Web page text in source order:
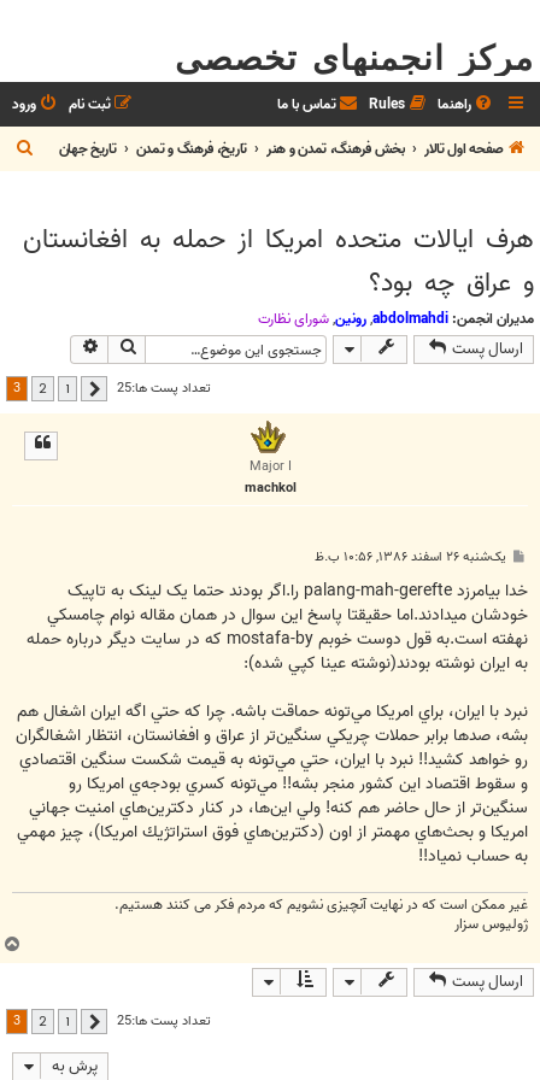
مرکز انجمنهای تخصصی
راهنما Rules تماس با ما ورود
ثبت نام
صفحه اول تالار
بخش فرهنگ، تمدن و هنر تاريخ، فرهنگ و تمدن تاريخ جهان
س
هرف ايالات متحده امريکا از حمله به افغانستان
و عراق چه بود؟
مدیران انجمن: abdolmahdi
,رونین,شوراي نظارت
ارسال پست جستجو
تعداد پست ها:25 قبلی 1
2
3
Major I
machkol
ت
یک‌شنبه ۲۶ اسفند ۱۳۸۶, ۱۰:۵۶ ب.ظ
خدا بيامرزد palang-mah-gerefte را.اگر بودند حتما يک لينک به تاپيک
خودشان ميدادند.اما حقيقتا پاسخ اين سوال در همان مقاله نوام چامسکي
نهفته است.به قول دوست خوبم mostafa-by که در سايت ديگر درباره حمله
به ايران نوشته بودند(نوشته عينا کپي شده):
نبرد با ايران، براي امريكا مي‌تونه حماقت باشه. چرا كه حتي اگه ايران اشغال هم
بشه، صدها برابر حملات چريكي سنگين‌تر از عراق و افغانستان، انتظار اشغالگران
رو خواهد كشيد!! نبرد با ايران، حتي مي‌تونه به قيمت شكست سنگين اقتصادي
و سقوط اقتصاد اين كشور منجر بشه!! مي‌تونه كسري بودجه‌ي امريكا رو
سنگين‌تر از حال حاضر هم كنه! ولي اين‌ها، در كنار دكترين‌هاي امنيت جهاني
امريكا و بحث‌هاي مهمتر از اون (دكترين‌هاي فوق استراتژيك امريكا)، چيز مهمي
به حساب نمياد!!
غیر ممکن است که در نهایت آنچیزی نشویم که مردم فکر می کنند هستیم.
ژولیوس سزار
ارسال پست
تعداد پست ها:25 قبلی 1
2
3
پرش به